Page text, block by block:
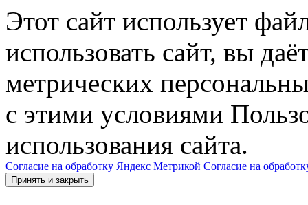
Этот сайт использует
использовать сайт, вы
метрических
с этими условиями
использования сайта.
Согласие на обработку Яндекс Метрикой Согласие на
Принять и закрыть